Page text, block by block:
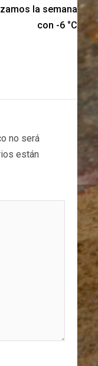
la semana
con -6 °C
no será
están